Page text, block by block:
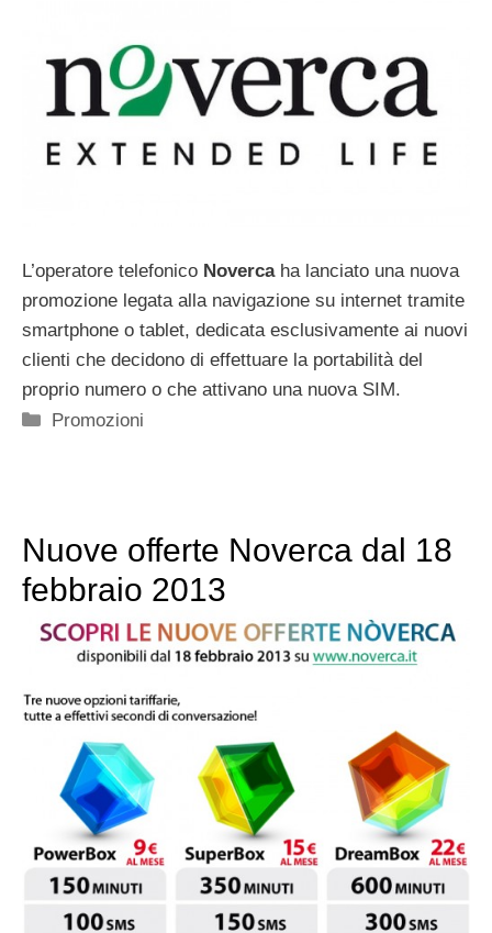
L’operatore telefonico Novercaha lanciato una nuova
promozione legata alla navigazione su internet tramite
smartphone o tablet, dedicata esclusivamente ai nuovi
clienti che decidono di effettuare la portabilità del
proprio numero o che attivano una nuova SIM.
Categorie
Promozioni
Nuove offerte Noverca dal 18
febbraio 2013